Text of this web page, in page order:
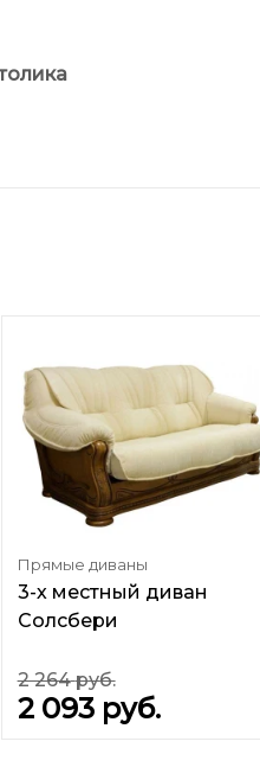
Прямые диваны
3-х местный диван
Солсбери
2 264 руб.
2 093 руб.